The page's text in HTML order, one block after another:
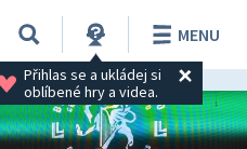
Přihlas se a ukládej si
oblíbené hry a videa.
MENU